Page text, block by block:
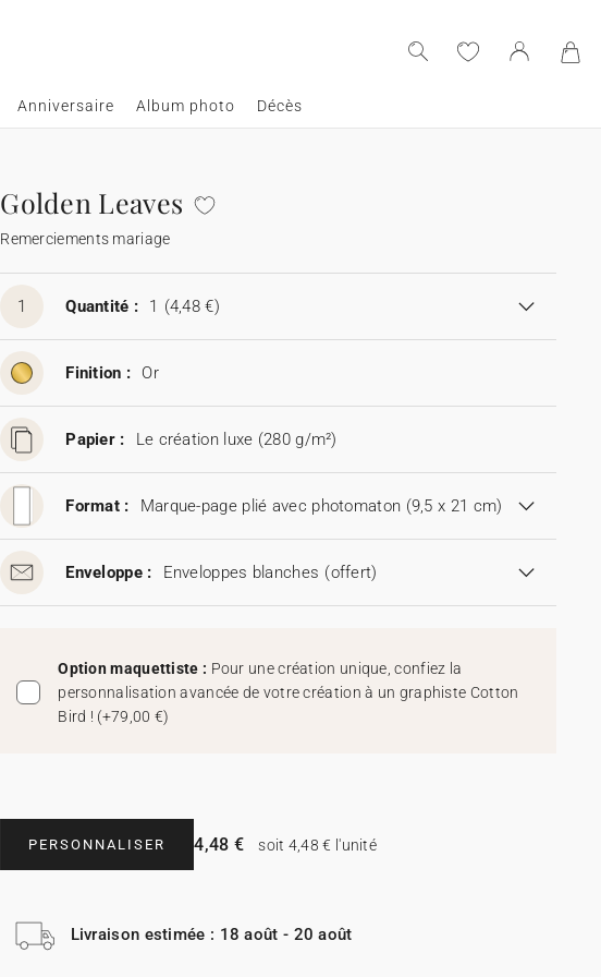
Anniversaire Album photo Décès
Golden Leaves
Remerciements mariage
1 Quantité : 1 (4,48 €)
Finition : Or
Papier : Le création luxe (280 g/m²)
Format : Marque-page plié avec photomaton (9,5 x 21 cm)
Enveloppe : Enveloppes blanches (offert)
Option maquettiste : Pour une création unique, confiez la
personnalisation avancée de votre création à un graphiste Cotton
Bird ! (+79,00 €)
PERSONNALISER 4,48 € soit 4,48 € l'unité
Livraison estimée : 18 août - 20 août